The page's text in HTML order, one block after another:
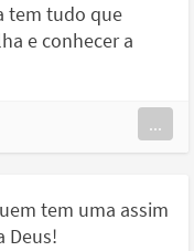
tem tudo que
e conhecer a
...
tem uma assim
Deus!